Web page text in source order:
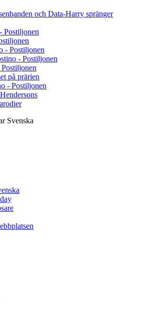
och Data-Harry spränger
Postiljonen
- Postiljonen
- Postiljonen
på prärien
- Postiljonen